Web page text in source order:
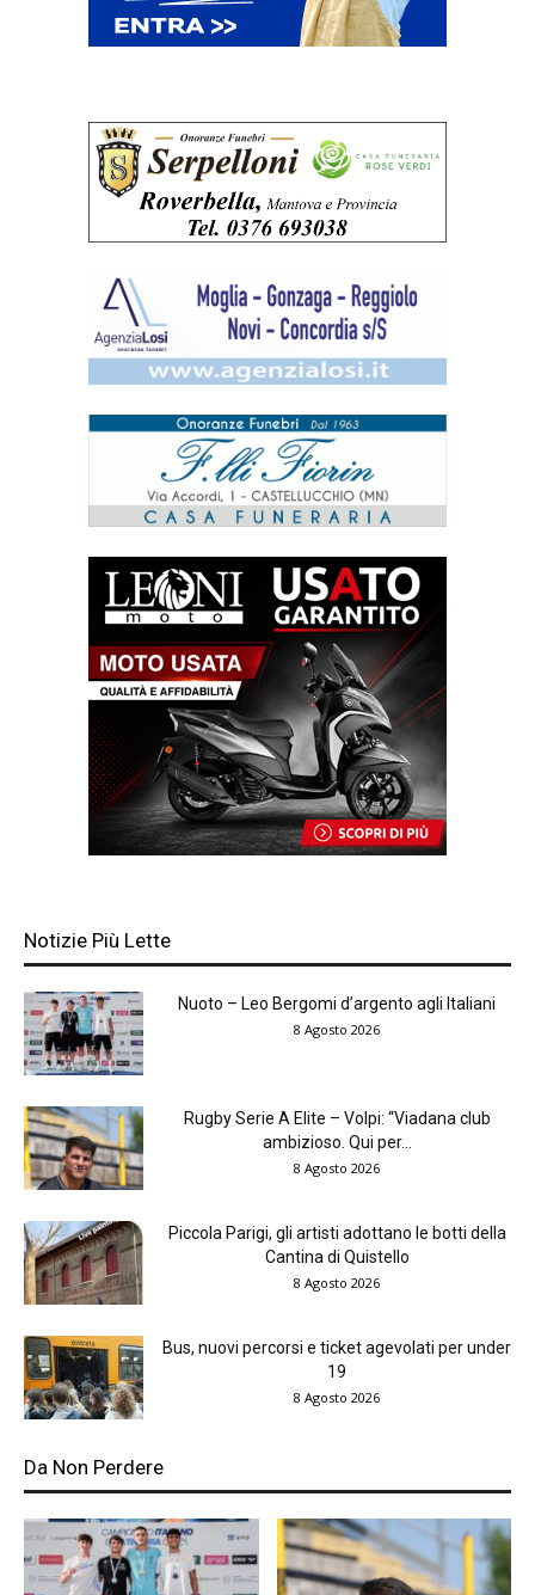
Notizie Più Lette
Nuoto – Leo Bergomi d’argento agli Italiani
8 Agosto 2026
Rugby Serie A Elite – Volpi: “Viadana club
ambizioso. Qui per...
8 Agosto 2026
Piccola Parigi, gli artisti adottano le botti della
Cantina di Quistello
8 Agosto 2026
Bus, nuovi percorsi e ticket agevolati per under
19
8 Agosto 2026
Da Non Perdere